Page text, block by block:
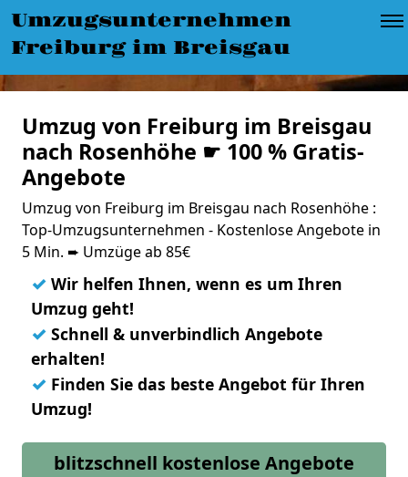
Umzugsunternehmen
Freiburg im Breisgau
Umzug von Freiburg im Breisgau
nach Rosenhöhe ☛ 100 % Gratis-
Angebote
Umzug von Freiburg im Breisgau nach Rosenhöhe :
Top-Umzugsunternehmen - Kostenlose Angebote in
5 Min. ➨ Umzüge ab 85€
✓ Wir helfen Ihnen, wenn es um Ihren
Umzug geht!
✓ Schnell & unverbindlich Angebote
erhalten!
✓ Finden Sie das beste Angebot für Ihren
Umzug!
blitzschnell kostenlose Angebote